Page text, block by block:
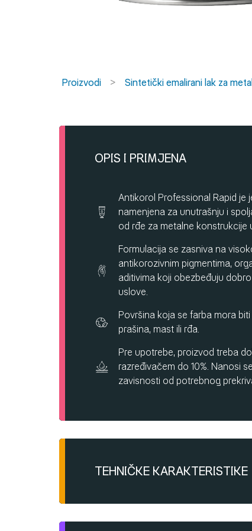
Proizvodi Sintetički emalirani lak za
OPIS I PRIMJENA
Antikorol Professional Rapid
namenjena za unutrašnju i
od rđe za metalne konstrukcije
Formulacija se zasniva na
antikorozivnim pigmentima,
aditivima koji obezbeđuju
uslove.
Površina koja se farba mora
prašina, mast ili rđa.
Pre upotrebe, proizvod treba
razređivačem do 10%. Nanosi
zavisnosti od potrebnog
TEHNIČKE KARAKTERISTIKE